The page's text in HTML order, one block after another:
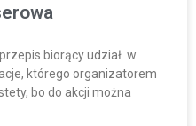
biorący udział w
którego organizatorem
bo do akcji można